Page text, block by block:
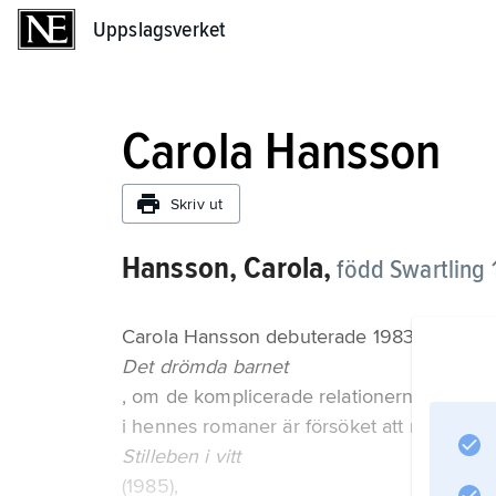
Uppslagsverket
Carola Hansson
Skriv ut
Hansson, Carola, född Swartling
Carola Hansson debuterade 1983 med
Det drömda barnet
, om de komplicerade relationerna mellan
i hennes romaner är försöket att med
Stilleben i vitt
(1985),